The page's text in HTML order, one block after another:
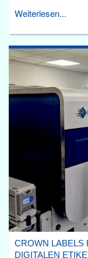
Weiterlesen...
CROWN LABELS
DIGITALEN